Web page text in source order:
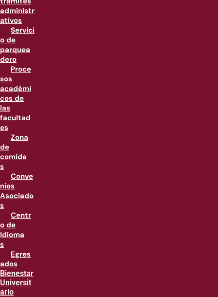
administr
ativos
Servici
o de
parquea
dero
Proce
sos
académi
cos de
las
facultad
es
Zona
de
comida
s
Conve
nios
Asociado
s
Centr
o de
Idioma
s
Egres
ados
Bienestar
Universit
ario